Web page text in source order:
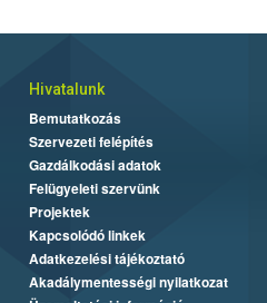
Hivatalunk
Bemutatkozás
Szervezeti felépítés
Gazdálkodási adatok
Felügyeleti szervünk
Projektek
Kapcsolódó linkek
Adatkezelési tájékoztató
Akadálymentességi nyilatkozat